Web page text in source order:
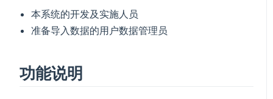
本系统的开发及实施人员
准备导入数据的用户数据管理员
功能说明